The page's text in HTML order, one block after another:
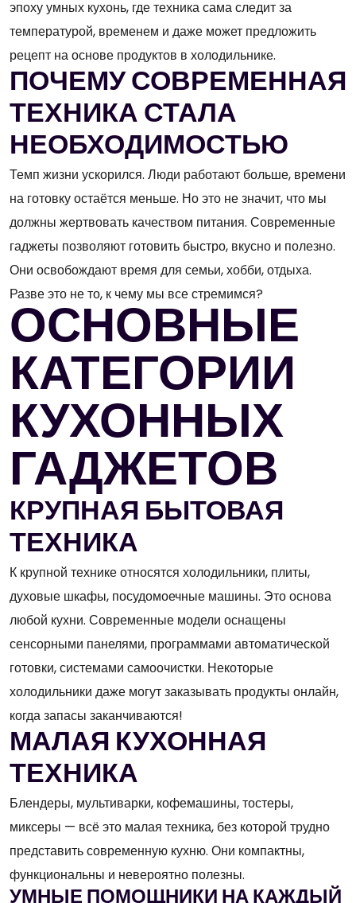
эпоху умных кухонь, где техника сама следит за
температурой, временем и даже может предложить
рецепт на основе продуктов в холодильнике.
ПОЧЕМУ СОВРЕМЕННАЯ
ТЕХНИКА СТАЛА
НЕОБХОДИМОСТЬЮ
Темп жизни ускорился. Люди работают больше, времени
на готовку остаётся меньше. Но это не значит, что мы
должны жертвовать качеством питания. Современные
гаджеты позволяют готовить быстро, вкусно и полезно.
Они освобождают время для семьи, хобби, отдыха.
Разве это не то, к чему мы все стремимся?
ОСНОВНЫЕ
КАТЕГОРИИ
КУХОННЫХ
ГАДЖЕТОВ
КРУПНАЯ БЫТОВАЯ
ТЕХНИКА
К крупной технике относятся холодильники, плиты,
духовые шкафы, посудомоечные машины. Это основа
любой кухни. Современные модели оснащены
сенсорными панелями, программами автоматической
готовки, системами самоочистки. Некоторые
холодильники даже могут заказывать продукты онлайн,
когда запасы заканчиваются!
МАЛАЯ КУХОННАЯ
ТЕХНИКА
Блендеры, мультиварки, кофемашины, тостеры,
миксеры — всё это малая техника, без которой трудно
представить современную кухню. Они компактны,
функциональны и невероятно полезны.